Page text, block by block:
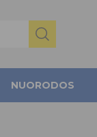
NUORODOS